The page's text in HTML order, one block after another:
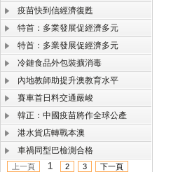
疫苗快到信經濟復甦
特首：多業發展促經濟多元
特首：多業發展促經濟多元
冷鏈食品外包裝擴消毒
內地教師助提升澳教育水平
賽車首日料交通嚴峻
韓正：中國疫苗將作全球公產
港水貨店轉戰本澳
車禍同型巴檢測合格
上一頁 1 2 3 下一頁